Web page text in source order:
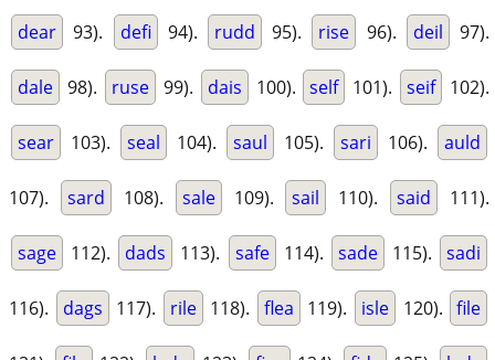
dear 93). defi 94). rudd 95). rise 96). deil 97).
dale 98). ruse 99). dais 100). self 101). seif 102).
sear 103). seal 104). saul 105). sari 106). auld
107). sard 108). sale 109). sail 110). said 111).
sage 112). dads 113). safe 114). sade 115). sadi
116). dags 117). rile 118). flea 119). isle 120). file